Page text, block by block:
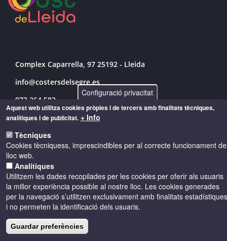
Complex Caparrella, 97 25192 - Lleida
info@costersdelsegre.es
973 264 583
© Copyright 2026 - Drets reservats
Accessibilitat
Política de privacitat
Configuració privacitat
Aquest web utilitza cookies pròpies i de tercers amb finalitats tècniques,
analítiques i de publicitat. + Info
Tècniques
Cookies tècniquess, imprescindibles per al correcte funcionament
lloc web.
Analítiques
Utilitzem les dades recopilades per les cookies per oferir als usuaris
la millor experiència possible al nostre lloc. Les cookies generades
per la navegació s’utilitzen exclusivament amb finalitats estadístiques
i no permeten la identificació dels usuaris.
Guardar preferències